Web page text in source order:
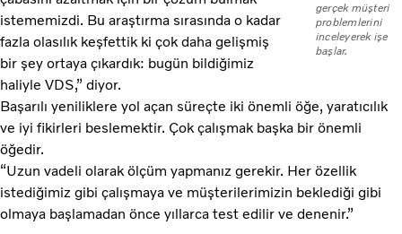
gerçek müşteri
problemlerini
inceleyerek işe
başlar.
istememizdi. Bu araştırma sırasında o kadar
fazla olasılık keşfettik ki çok daha gelişmiş
bir şey ortaya çıkardık: bugün bildiğimiz
haliyle VDS,” diyor.
Başarılı yeniliklere yol açan süreçte iki önemli öğe, yaratıcılık
ve iyi fikirleri beslemektir. Çok çalışmak başka bir önemli
öğedir.
“Uzun vadeli olarak ölçüm yapmanız gerekir. Her özellik
istediğimiz gibi çalışmaya ve müşterilerimizin beklediği gibi
olmaya başlamadan önce yıllarca test edilir ve denenir.”